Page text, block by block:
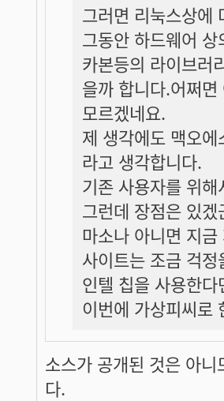
그러면 리눅스상에
그동안 하드웨어
카본등의 라이브러
을까 합니다.어쩌
모르겠네요.
제 생각에도 맥오
라고 생각합니다.
기존 사용자를 위
그런데 장점은 있겠
마소나 아니면 지
사이트는 조금 걱
인텔 칩을 사용한
이번에 가상피씨로
소스가 공개된 것은 아
다.